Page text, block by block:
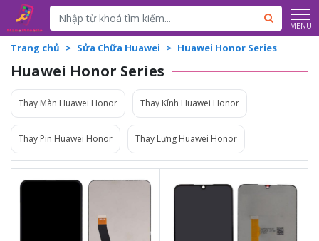
Powered by Translate MENU
Trang chủ Sửa Chữa Huawei Huawei Honor Series
Huawei Honor Series
Thay Màn Huawei Honor Thay Kính Huawei Honor
Thay Pin Huawei Honor Thay Lưng Huawei Honor
Vệ sinh máy miễn phí
Thời gian lấy máy 30 - 45
Thời gian lấy máy 30 - 45